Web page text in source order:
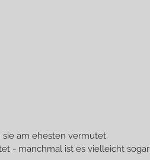
am ehesten vermutet.
- manchmal ist es vielleicht sogar